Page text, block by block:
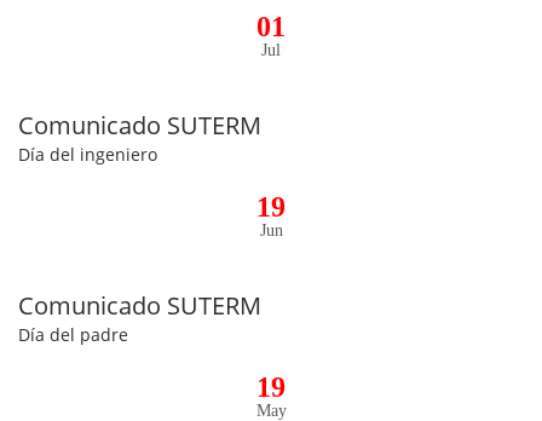
01
Jul
Comunicado SUTERM
Día del ingeniero
19
Jun
Comunicado SUTERM
Día del padre
19
May